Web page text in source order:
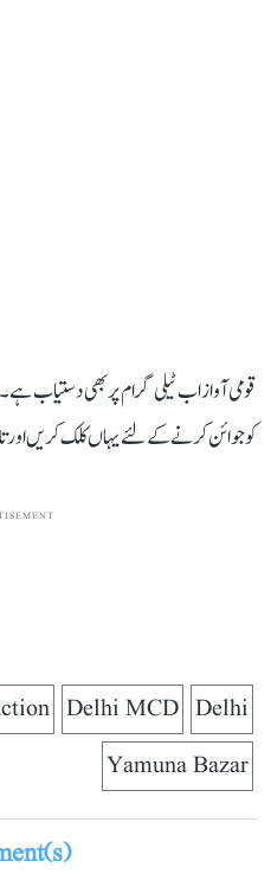
قومی آواز اب ٹیلی گرام پر بھی دستیاب
کو جوائن کرنے کے لئے یہاں کلک کریں
Delhi
Delhi MCD
Yamuna Bazar